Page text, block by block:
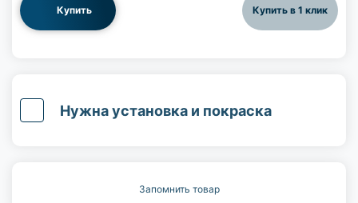
Купить Купить в 1 клик
Нужна установка и покраска
Запомнить товар